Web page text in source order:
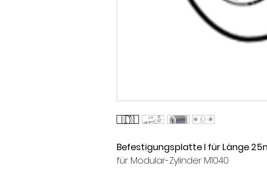
Befestigungsplatte l für Länge
für Modular-Zylinder M1040